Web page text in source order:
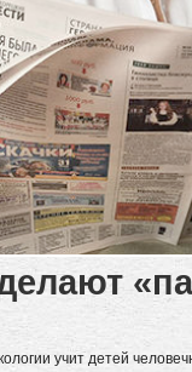
учит детей